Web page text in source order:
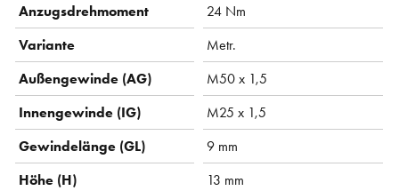
Anzugsdrehmoment
24 Nm
Variante
Metr.
Außengewinde (AG)
M50 x 1,5
Innengewinde (IG)
M25 x 1,5
Gewindelänge (GL)
9 mm
Höhe (H)
13 mm